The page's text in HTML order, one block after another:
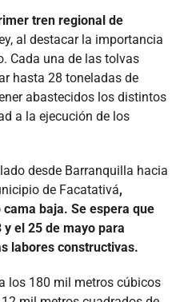
tren regional de
al destacar la importancia
Cada una de las tolvas
hasta 28 toneladas de
abastecidos los distintos
a la ejecución de los
desde Barranquilla hacia
de Facatativá,
baja. Se espera que
el 25 de mayo para
labores constructivas.
los 180 mil metros cúbicos